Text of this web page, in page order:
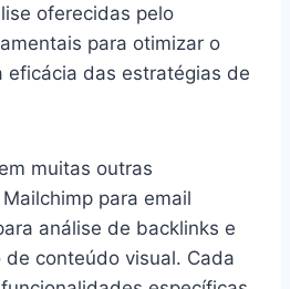
oferecidas pelo
para otimizar o
eficácia das estratégias de
muitas outras
para email
análise de backlinks e
de conteúdo visual. Cada